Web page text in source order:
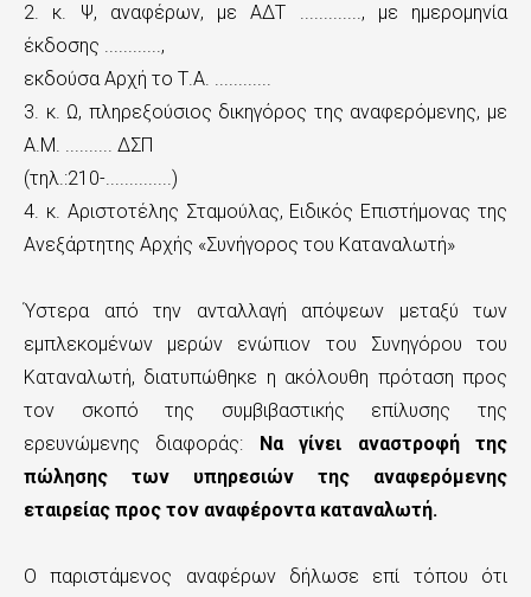
2. κ. Ψ, αναφέρων, με ΑΔΤ ............., με ημερομηνία
έκδοσης ............,
εκδούσα Αρχή το Τ.Α. ............
3. κ. Ω, πληρεξούσιος δικηγόρος της αναφερόμενης, με
Α.Μ. .......... ΔΣΠ
(τηλ.:210-..............)
4. κ. Αριστοτέλης Σταμούλας, Ειδικός Επιστήμονας της
Ανεξάρτητης Αρχής «Συνήγορος του Καταναλωτή»
Ύστερα από την ανταλλαγή απόψεων μεταξύ των
εμπλεκομένων μερών ενώπιον του Συνηγόρου του
Καταναλωτή, διατυπώθηκε η ακόλουθη πρόταση προς
τον σκοπό της συμβιβαστικής επίλυσης της
ερευνώμενης διαφοράς: Να γίνει αναστροφή της
πώλησης των υπηρεσιών της αναφερόμενης
εταιρείας προς τον αναφέροντα καταναλωτή.
Ο παριστάμενος αναφέρων δήλωσε επί τόπου ότι